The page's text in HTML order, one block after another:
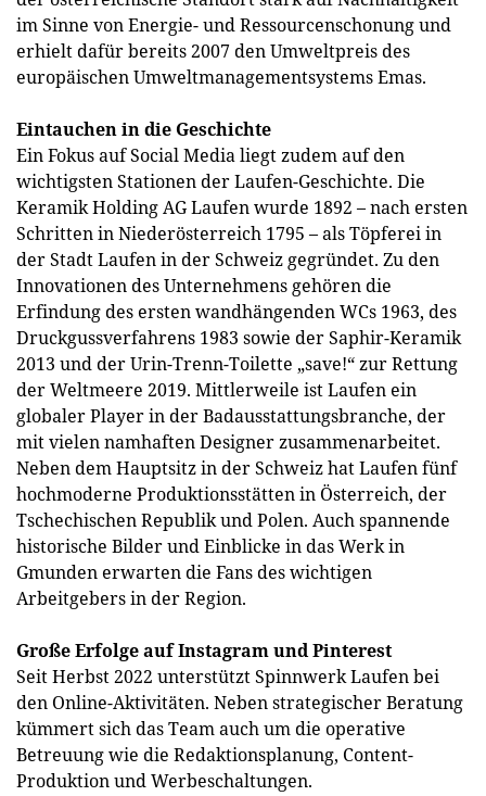
im Sinne von Energie- und Ressourcenschonung und
erhielt dafür bereits 2007 den Umweltpreis des
europäischen Umweltmanagementsystems Emas.
Eintauchen in die Geschichte
Ein Fokus auf Social Media liegt zudem auf den
wichtigsten Stationen der Laufen-Geschichte. Die
Keramik Holding AG Laufen wurde 1892 – nach ersten
Schritten in Niederösterreich 1795 – als Töpferei in
der Stadt Laufen in der Schweiz gegründet. Zu den
Innovationen des Unternehmens gehören die
Erfindung des ersten wandhängenden WCs 1963, des
Druckgussverfahrens 1983 sowie der Saphir-Keramik
2013 und der Urin-Trenn-Toilette „save!“ zur Rettung
der Weltmeere 2019. Mittlerweile ist Laufen ein
globaler Player in der Badausstattungsbranche, der
mit vielen namhaften Designer zusammenarbeitet.
Neben dem Hauptsitz in der Schweiz hat Laufen fünf
hochmoderne Produktionsstätten in Österreich, der
Tschechischen Republik und Polen. Auch spannende
historische Bilder und Einblicke in das Werk in
Gmunden erwarten die Fans des wichtigen
Arbeitgebers in der Region.
Große Erfolge auf Instagram und Pinterest
Seit Herbst 2022 unterstützt Spinnwerk Laufen bei
den Online-Aktivitäten. Neben strategischer Beratung
kümmert sich das Team auch um die operative
Betreuung wie die Redaktionsplanung, Content-
Produktion und Werbeschaltungen.